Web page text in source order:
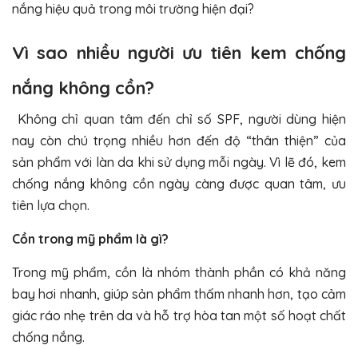
nắng hiệu quả trong môi trường hiện đại?
Vì sao nhiều người ưu tiên kem chống
nắng không cồn?
Không chỉ quan tâm đến chỉ số SPF, người dùng hiện
nay còn chú trọng nhiều hơn đến độ “thân thiện” của
sản phẩm với làn da khi sử dụng mỗi ngày. Vì lẽ đó, kem
chống nắng không cồn ngày càng được quan tâm, ưu
tiên lựa chọn.
Cồn trong mỹ phẩm là gì?
Trong mỹ phẩm, cồn là nhóm thành phần có khả năng
bay hơi nhanh, giúp sản phẩm thấm nhanh hơn, tạo cảm
giác ráo nhẹ trên da và hỗ trợ hòa tan một số hoạt chất
chống nắng.